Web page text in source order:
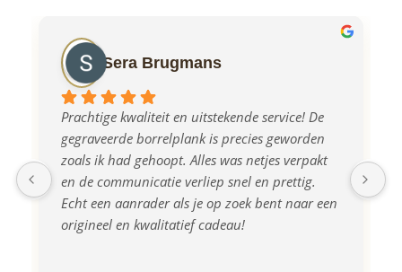
Sera Brugmans
Prachtige kwaliteit en uitstekende service! De
gegraveerde borrelplank is precies geworden
zoals ik had gehoopt. Alles was netjes verpakt
en de communicatie verliep snel en prettig.
Echt een aanrader als je op zoek bent naar een
origineel en kwalitatief cadeau!